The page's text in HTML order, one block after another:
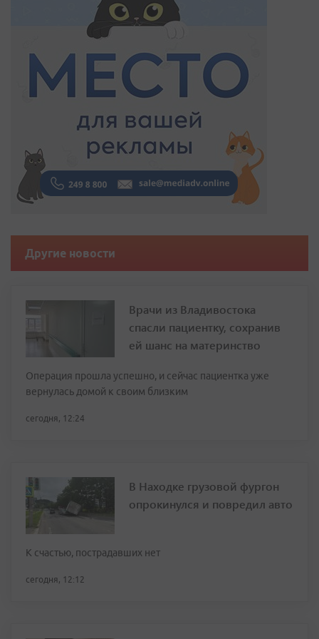
Другие новости
Врачи из Владивостока
спасли пациентку, сохранив
ей шанс на материнство
Операция прошла успешно, и сейчас пациентка уже
вернулась домой к своим близким
сегодня, 12:24
В Находке грузовой фургон
опрокинулся и повредил авто
К счастью, пострадавших нет
сегодня, 12:12